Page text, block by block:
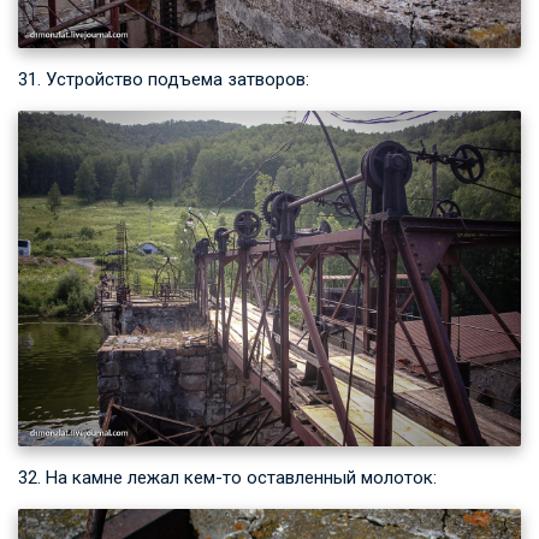
31. Устройство подъема затворов:
32. На камне лежал кем-то оставленный молоток: